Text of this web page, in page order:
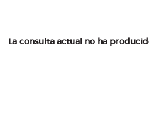
La consulta actual no ha